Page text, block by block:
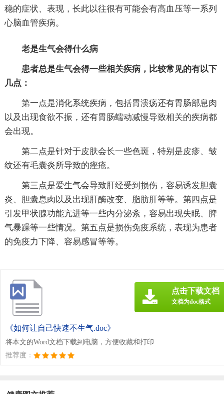
稳的症状、表现，长此以往很有可能会有高血压等一系列
心脑血管疾病。
老是生气会得什么病
患者总是生气会得一些相关疾病，比较常见的有以下
几点：
第一点是消化系统疾病，包括胃溃疡还有胃肠部息肉
以及出现食欲不振，还有胃肠蠕动减慢导致相关的疾病都
会出现。
第二点是针对于皮肤会长一些色斑，特别是皮疹、皱
纹还有毛囊炎所导致的痤疮。
第三点是爱生气会导致肝经受到损伤，容易诱发胆囊
炎、胆囊息肉以及出现肝酶改变、脂肪肝等等。第四点是
引发甲状腺功能亢进等一些内分泌紊，容易出现失眠、脾
气暴躁等一些情况。第五点是损伤免疫系统，表现为患者
的免疫力下降、容易感冒等等。
《如何让自己快速不生气.doc》
将本文的Word文档下载到电脑，方便收藏和打印
推荐度：
点击下载文档
文档为doc格式